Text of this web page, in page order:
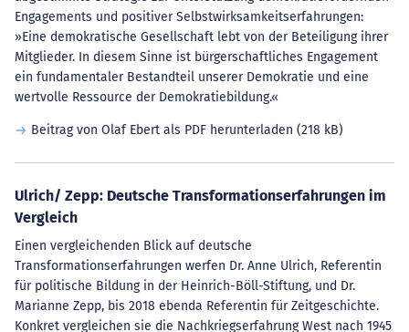
Engagements und positiver Selbstwirksamkeitserfahrungen:
»Eine demokratische Gesellschaft lebt von der Beteiligung ihrer
Mitglieder. In diesem Sinne ist bürgerschaftliches Engagement
ein fundamentaler Bestandteil unserer Demokratie und eine
wertvolle Ressource der Demokratiebildung.«
Beitrag von Olaf Ebert als PDF herunterladen (218 kB)
Ulrich/ Zepp: Deutsche Transformationserfahrungen im
Vergleich
Einen vergleichenden Blick auf deutsche
Transformationserfahrungen werfen Dr. Anne Ulrich, Referentin
für politische Bildung in der Heinrich-Böll-Stiftung, und Dr.
Marianne Zepp, bis 2018 ebenda Referentin für Zeitgeschichte.
Konkret vergleichen sie die Nachkriegserfahrung West nach 1945